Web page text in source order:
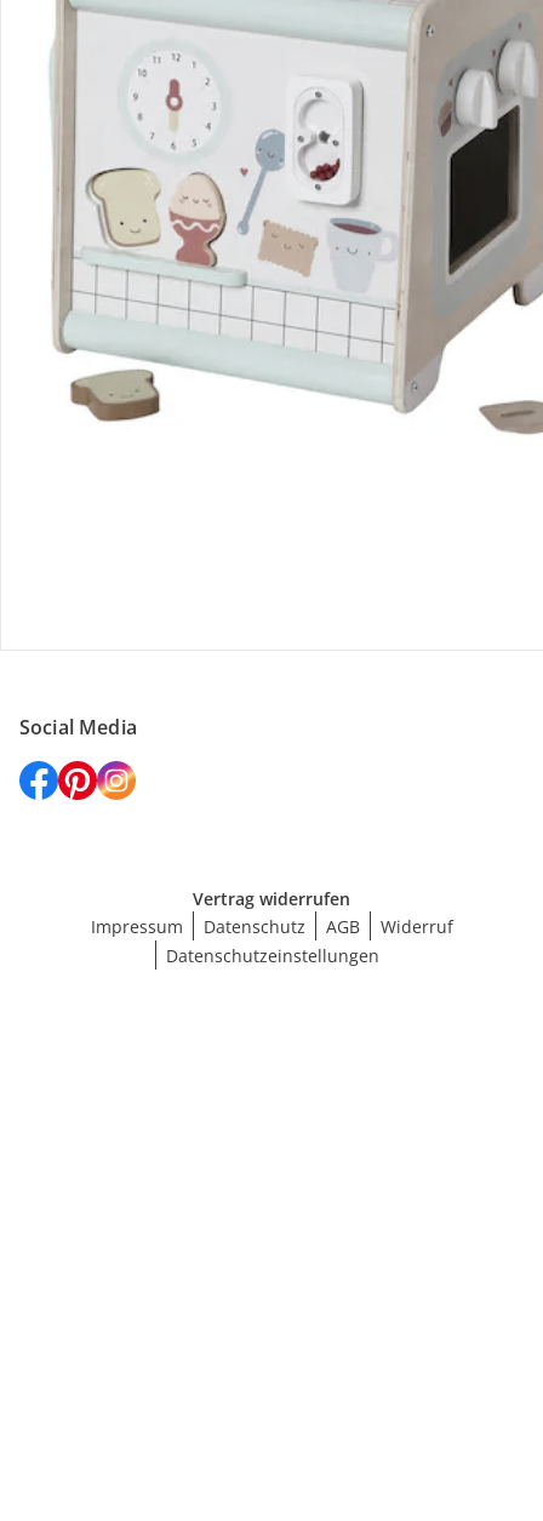
Unternehmen
Sicher & flexibel bezahlen
Sicher einkaufen
Social Media
Vertrag widerrufen
Impressum
Datenschutz AGB
Widerruf
Datenschutzeinstellungen